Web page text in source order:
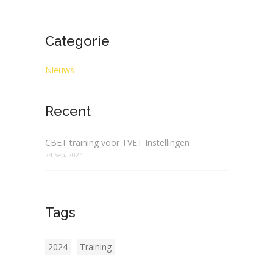
Categorie
Nieuws
Recent
CBET training voor TVET Instellingen
24 Sep, 2024
Tags
2024 Training